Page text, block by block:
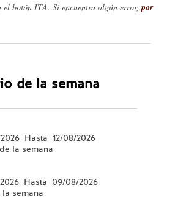
botón ITA. Si encuentra algún error,por
de la semana
Hasta 12/08/2026
la semana
Hasta 09/08/2026
la semana